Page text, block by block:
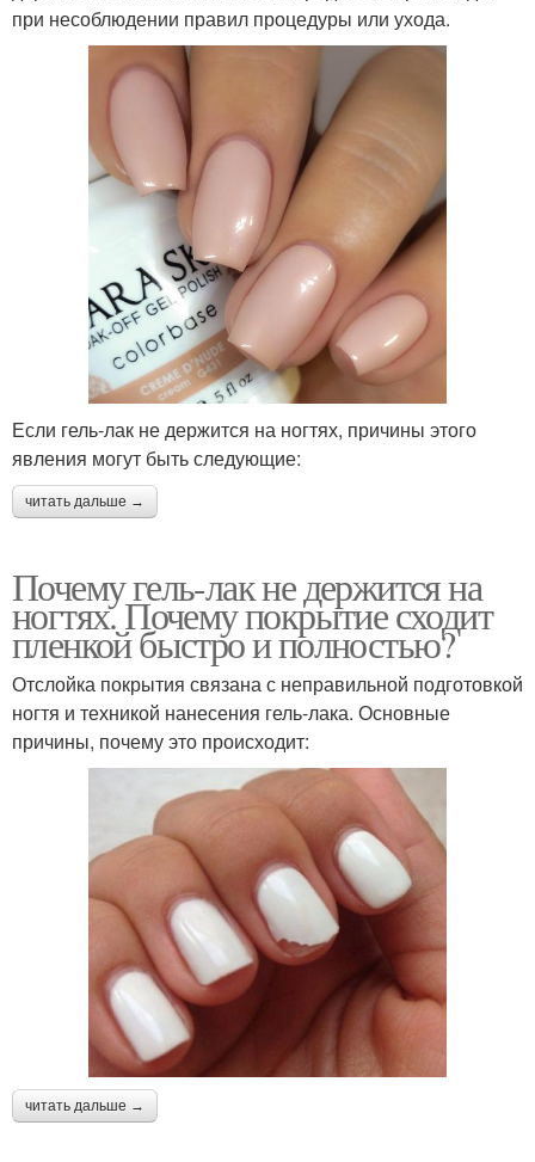
при несоблюдении правил процедуры или ухода.
Если гель-лак не держится на ногтях, причины этого
явления могут быть следующие:
читать дальше →
Почему гель-лак не держится на
ногтях. Почему покрытие сходит
пленкой быстро и полностью?
Отслойка покрытия связана с неправильной подготовкой
ногтя и техникой нанесения гель-лака. Основные
причины, почему это происходит:
читать дальше →